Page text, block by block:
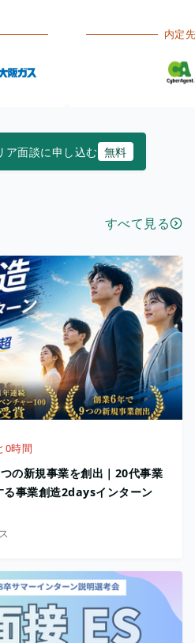
内定
ア面談に申し込む 無料
すべて見る
0時間
の新規事業を創出｜20代事業
事業創造2daysインターン